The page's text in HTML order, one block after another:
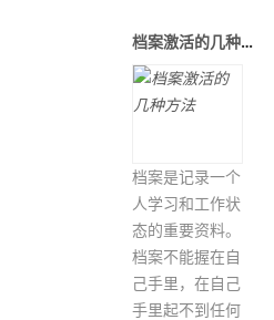
档案激活的几种方法
档案是记录一个
人学习和工作状
态的重要资料。
档案不能握在自
己手里，在自己
手里起不到任何